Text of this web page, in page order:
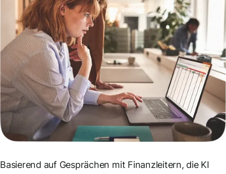
Basierend auf Gesprächen mit Finanzleitern, die KI